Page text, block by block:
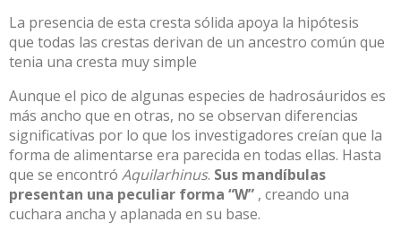
La presencia de esta cresta sólida apoya la hipótesis
que todas las crestas derivan de un ancestro común que
tenia una cresta muy simple
Aunque el pico de algunas especies de hadrosáuridos es
más ancho que en otras, no se observan diferencias
significativas por lo que los investigadores creían que la
forma de alimentarse era parecida en todas ellas. Hasta
que se encontró Aquilarhinus. Sus mandíbulas
presentan una peculiar forma “W” , creando una
cuchara ancha y aplanada en su base.